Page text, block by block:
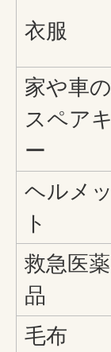
衣服
家や車の
スペアキ
ー
ヘルメッ
ト
救急医薬
品
毛布